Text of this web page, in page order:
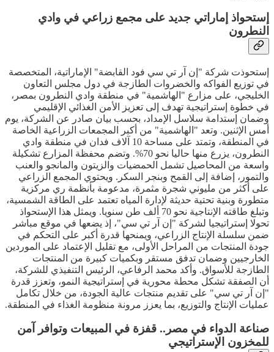
إستحواذ إماراتي جديد على مجمع زراعي في وادي
النطرون
إستحوذت شركة "إن آر تي سي فود القابضة" الإماراتية، المتخصصة
في توزيع الفواكه والخضروات الطازجة في دول مجلس التعاون
الخليجي، على مزارع "الهاشمية" في منطقة وادي النطرون بمصر،
في خطوة إستراتيجية تهدف إلى تعزيز الأمن الغذائي الإقليمي
وضمان إستدامة سلاسل الإمداد، بحسب بيان صادر عن الشركة، يوم
أمس الإثنين. وتعد "الهاشمية" من أكبر المجمعات الزراعية الخاصة
في المنطقة، وتمتد على مساحة 10 آلاف فدان في منطقة وادي
النطرون، يزرع منها حاليا نحو 70%. وتضم محفظة المزارع تشكيلة
واسعة من المحاصيل تشمل الحمضيات والزيتون والمانجو والعنب
والتمور، إضافة إلى القمح وبنجر السكر. ويحتوي المجمع الزراعي
على أكثر من مليوني شجرة مثمرة، مدعومة بأنظمة ري مركزية
متطورة وبنية تحتية حديثة لإدارة المياه تعتمد على الطاقة الشمسية،
وتبلغ طاقته الإنتاجية نحو 70 ألف طن سنويا. ويمثل هذا الإستحواذ
تحولا إستراتيجيا لشركة "إن آر تي سي"، إذ يضعها في موقع مباشر
ضمن سلسلة الإنتاج الزراعي، ويمنحها قدرة أكبر على التحكم في
جودة المنتجات من المراحل الأولى، مع تقليل الإعتماد على الموردين
الخارجيين وضمان تدفق مستقر وبكميات كبيرة من المنتجات
الطازجة للأسواق. وأكد محمد الرفاعي، الرئيس التنفيذي للشركة،
أن الصفقة تشكل محطة محورية في إستراتيجية النمو، وتعزز قدرة
"إن آر تي سي" على تقديم منتجات عالية الجودة، من خلال تكامل
عمليات الإنتاج والتوزيع، بما يعزز مرونة منظومة الغذاء في المنطقة.
صناعة الدواء في مصر.. قفزة في المبيعات وتوافر آمن
للمخزون الإستراتيجي